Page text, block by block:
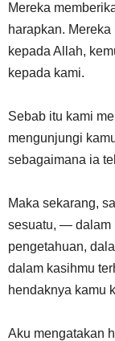
Mereka
harapkan.
kepada Allah,
kepada kami.
Sebab itu kami
mengunjungi
sebagaimana ia
Maka sekarang,
sesuatu, — dalam
pengetahuan,
dalam kasihmu
hendaknya kamu
Aku mengatakan